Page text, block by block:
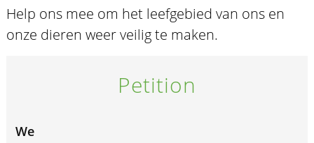
Help ons mee om het leefgebied van ons en
onze dieren weer veilig te maken.
Petition
We